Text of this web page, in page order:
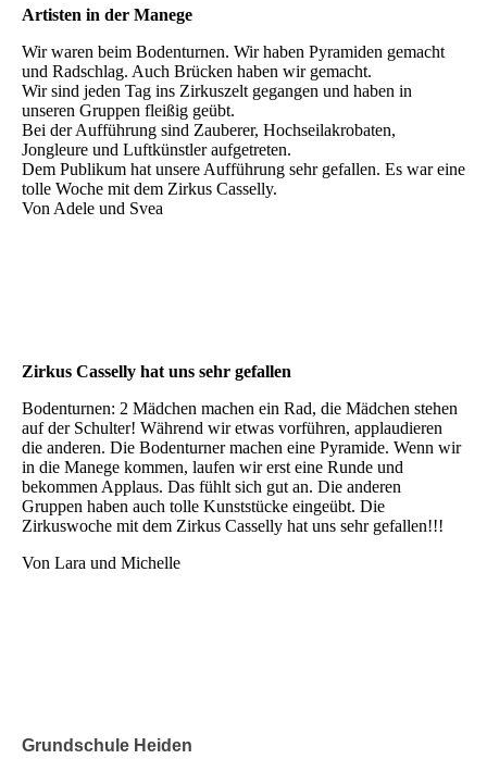
Artisten in der Manege
Wir waren beim Bodenturnen. Wir haben Pyramiden gemacht
und Radschlag. Auch Brücken haben wir gemacht.
Wir sind jeden Tag ins Zirkuszelt gegangen und haben in
unseren Gruppen fleißig geübt.
Bei der Aufführung sind Zauberer, Hochseilakrobaten,
Jongleure und Luftkünstler aufgetreten.
Dem Publikum hat unsere Aufführung sehr gefallen. Es war eine
tolle Woche mit dem Zirkus Casselly.
Von Adele und Svea
Zirkus Casselly hat uns sehr gefallen
Bodenturnen: 2 Mädchen machen ein Rad, die Mädchen stehen
auf der Schulter! Während wir etwas vorführen, applaudieren
die anderen. Die Bodenturner machen eine Pyramide. Wenn wir
in die Manege kommen, laufen wir erst eine Runde und
bekommen Applaus. Das fühlt sich gut an. Die anderen
Gruppen haben auch tolle Kunststücke eingeübt. Die
Zirkuswoche mit dem Zirkus Casselly hat uns sehr gefallen!!!
Von Lara und Michelle
Grundschule Heiden